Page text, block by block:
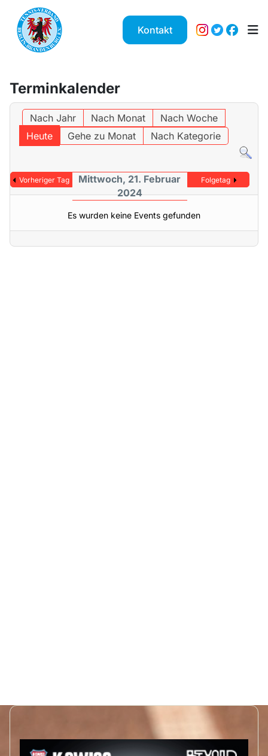
Kontakt
Terminkalender
Nach Jahr Nach Monat
Nach Woche
Heute
Gehe zu Monat Nach Kategorie
Vorheriger Tag
Mittwoch, 21. Februar
2024
Folgetag
Es wurden keine Events gefunden